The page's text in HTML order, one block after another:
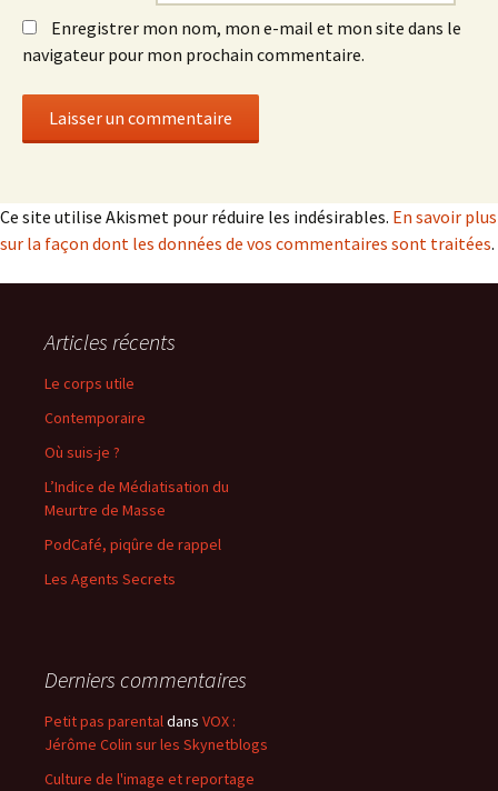
Enregistrer mon nom, mon e-mail et mon site dans le
navigateur pour mon prochain commentaire.
Ce site utilise Akismet pour réduire les indésirables. En savoir plus
sur la façon dont les données de vos commentaires sont traitées.
Articles récents
Le corps utile
Contemporaire
Où suis-je ?
L’Indice de Médiatisation du
Meurtre de Masse
PodCafé, piqûre de rappel
Les Agents Secrets
Derniers commentaires
Petit pas parentaldans VOX :
Jérôme Colin sur les Skynetblogs
Culture de l'image et reportage